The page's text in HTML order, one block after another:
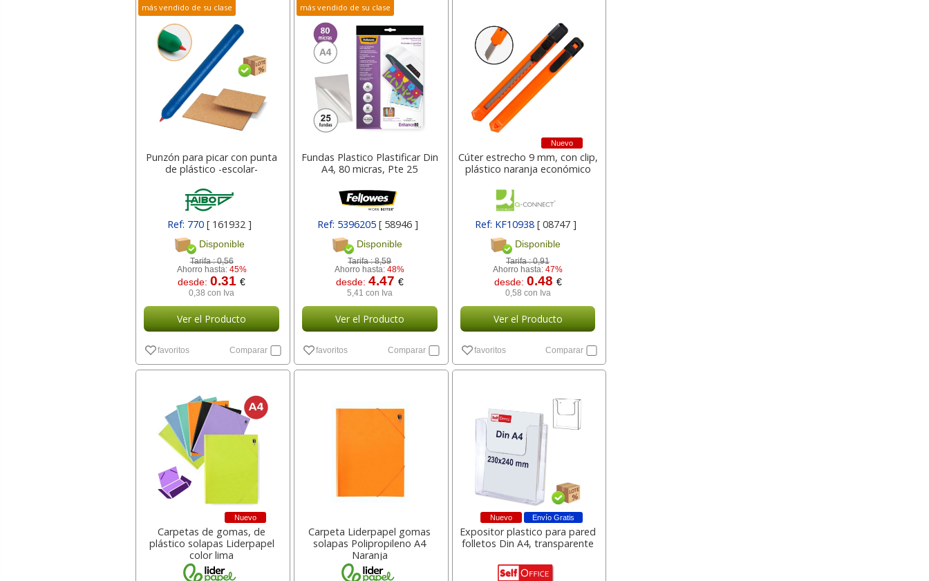
más vendido de su clase
Punzón para picar con punta
de plástico -escolar-
Ref: 770[ 161932 ]
Disponible
Tarifa :0,56
Ahorro hasta: 45%
desde:0.31€
0,38 con Iva
Ver el Producto
favoritos Comparar
más vendido de su clase
Fundas Plastico Plastificar Din
A4, 80 micras, Pte 25
Ref: 5396205 [ 58946 ]
Disponible
Tarifa :8,59
Ahorro hasta:48%
desde: 4.47 €
5,41 con Iva
Ver el Producto
favoritos Comparar
Nuevo
Cúter estrecho 9 mm, con clip,
plástico naranja económico
Ref: KF10938 [ 08747 ]
Disponible
Tarifa :0,91
Ahorro hasta: 47%
desde: 0.48 €
0,58 con Iva
Ver el Producto
favoritos Comparar
Nuevo
Carpetas de gomas, de
plástico solapas Liderpapel
color lima
Carpeta Liderpapel gomas
solapas Polipropileno A4
Naranja
Envío Gratis
Nuevo
Expositor plastico para pared
folletos Din A4, transparente